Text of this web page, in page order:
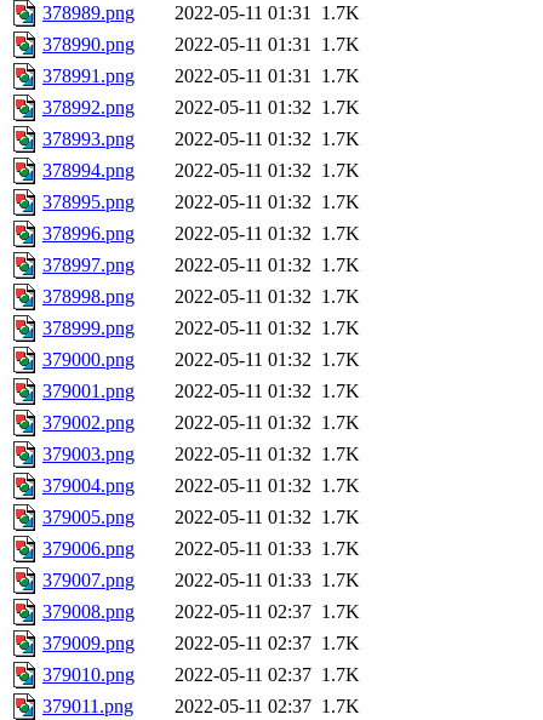
378989.png
2022-05-11 01:31 1.7K
378990.png
2022-05-11 01:31 1.7K
378991.png
2022-05-11 01:31 1.7K
378992.png
2022-05-11 01:32 1.7K
378993.png
2022-05-11 01:32 1.7K
378994.png
2022-05-11 01:32 1.7K
378995.png
2022-05-11 01:32 1.7K
378996.png
2022-05-11 01:32 1.7K
378997.png
2022-05-11 01:32 1.7K
378998.png
2022-05-11 01:32 1.7K
378999.png
2022-05-11 01:32 1.7K
379000.png
2022-05-11 01:32 1.7K
379001.png
2022-05-11 01:32 1.7K
379002.png
2022-05-11 01:32 1.7K
379003.png
2022-05-11 01:32 1.7K
379004.png
2022-05-11 01:32 1.7K
379005.png
2022-05-11 01:32 1.7K
379006.png
2022-05-11 01:33 1.7K
379007.png
2022-05-11 01:33 1.7K
379008.png
2022-05-11 02:37 1.7K
379009.png
2022-05-11 02:37 1.7K
379010.png
2022-05-11 02:37 1.7K
379011.png
2022-05-11 02:37 1.7K